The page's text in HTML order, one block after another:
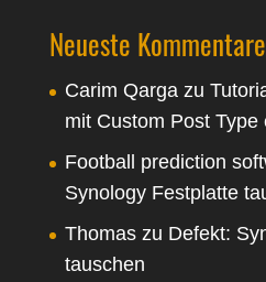
Neueste Kommentare
Carim Qargazu
mit Custom Post Type
Football prediction
Synology Festplatte
Thomaszu Defekt:
tauschen